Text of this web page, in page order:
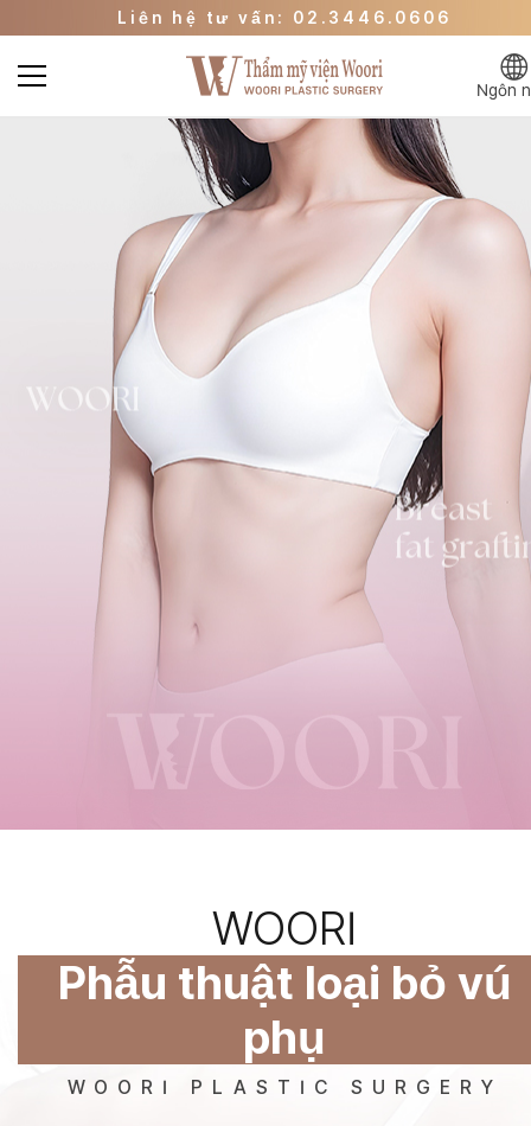
Liên hệ tư vấn: 02.3446.0606
Đi đến trang sự kiện
Đi đến WOORI Beauty Clinic
Liên hệ tư vấn: 02.3446.0606
Đi đến trang sự kiện
Ngôn
WOORI
Phẫu thuật loại bỏ vú
phụ
WOORI PLASTIC SURGERY